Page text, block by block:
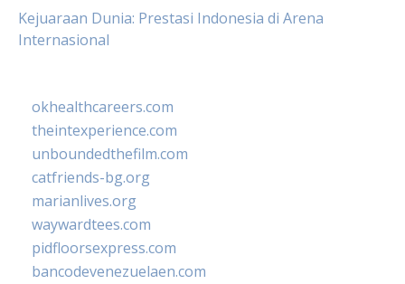
Kejuaraan Dunia: Prestasi Indonesia di Arena
Internasional
okhealthcareers.com
theintexperience.com
unboundedthefilm.com
catfriends-bg.org
marianlives.org
waywardtees.com
pidfloorsexpress.com
bancodevenezuelaen.com